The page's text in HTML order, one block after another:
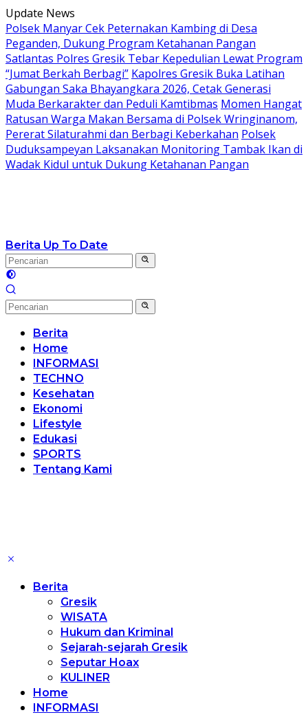
Langsung
ke
konten
Update News
Polsek Manyar Cek Peternakan Kambing di Desa
Peganden, Dukung Program Ketahanan Pangan
Satlantas Polres Gresik Tebar Kepedulian Lewat Program
“Jumat Berkah Berbagi” Kapolres Gresik Buka Latihan
Gabungan Saka Bhayangkara 2026, Cetak Generasi
Muda Berkarakter dan Peduli Kamtibmas Momen Hangat
Ratusan Warga Makan Bersama di Polsek Wringinanom,
Pererat Silaturahmi dan Berbagi Keberkahan Polsek
Duduksampeyan Laksanakan Monitoring Tambak Ikan di
Wadak Kidul untuk Dukung Ketahanan Pangan
Berita Up To Date
Berita
Home
INFORMASI
TECHNO
Kesehatan
Ekonomi
Lifestyle
Edukasi
SPORTS
Tentang Kami
Berita
Gresik
WISATA
Hukum dan Kriminal
Sejarah-sejarah Gresik
Seputar Hoax
KULINER
Home
INFORMASI